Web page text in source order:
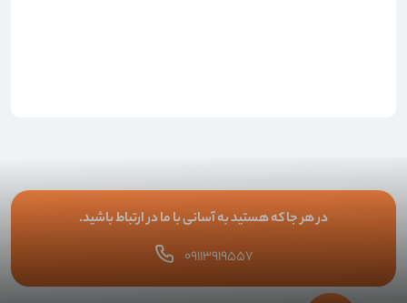
در هر جا که هستید به آسانی با ما در ارتباط باشید.
۰۹۱۱۳۹۱۹۵۵۷